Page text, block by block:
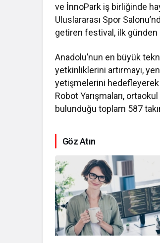
ve İnnoPark iş birliğinde
Uluslararası Spor
getiren festival, ilk günden
Anadolu’nun en büyük
yetkinliklerini artırmayı,
yetişmelerini hedefleyerek
Robot Yarışmaları,
bulunduğu toplam 587
Göz Atın